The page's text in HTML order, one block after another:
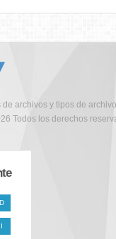
de archivos y tipos de
Todos los derechos
D
I